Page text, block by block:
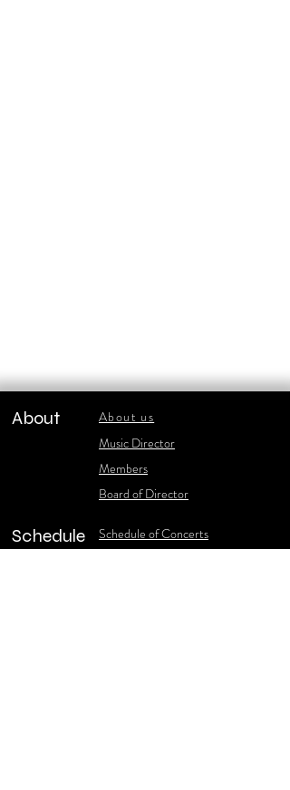
About
About us
​Music Director
​Members
Board of Director
Schedule
Schedule of Concerts